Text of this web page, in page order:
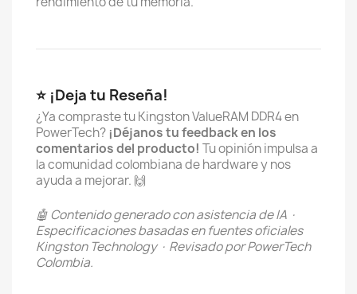
⭐ ¡Deja tu Reseña!
¿Ya compraste tu Kingston ValueRAM DDR4 en
PowerTech? ¡Déjanos tu feedback en los
comentarios del producto! Tu opinión impulsa a
la comunidad colombiana de hardware y nos
ayuda a mejorar. 🙌
🤖 Contenido generado con asistencia de IA ·
Especificaciones basadas en fuentes oficiales
Kingston Technology · Revisado por PowerTech
Colombia.